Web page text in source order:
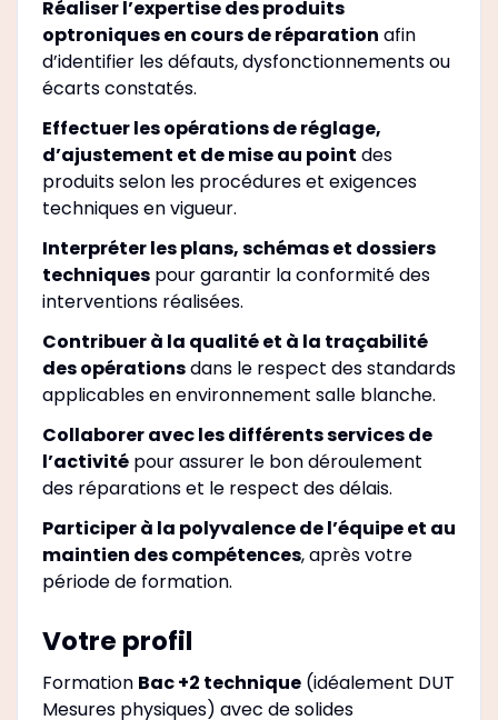
Réaliser l’expertise des produits
optroniques en cours de réparation afin
d’identifier les défauts, dysfonctionnements ou
écarts constatés.
Effectuer les opérations de réglage,
d’ajustement et de mise au point des
produits selon les procédures et exigences
techniques en vigueur.
Interpréter les plans, schémas et dossiers
techniquespour garantir la conformité des
interventions réalisées.
Contribuer à la qualité et à la traçabilité
des opérationsdans le respect des standards
applicables en environnement salle blanche.
Collaborer avec les différents services de
l’activitépour assurer le bon déroulement
des réparations et le respect des délais.
Participer à la polyvalence de l’équipe et au
maintien des compétences, après votre
période de formation.
Votre profil
Formation Bac +2 technique(idéalement DUT
Mesures physiques) avec de solides